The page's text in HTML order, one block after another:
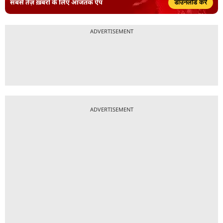
सबसे तेज़ ख़बरों के लिए आजतक ऐप डाउनलोड करें
ADVERTISEMENT
ADVERTISEMENT